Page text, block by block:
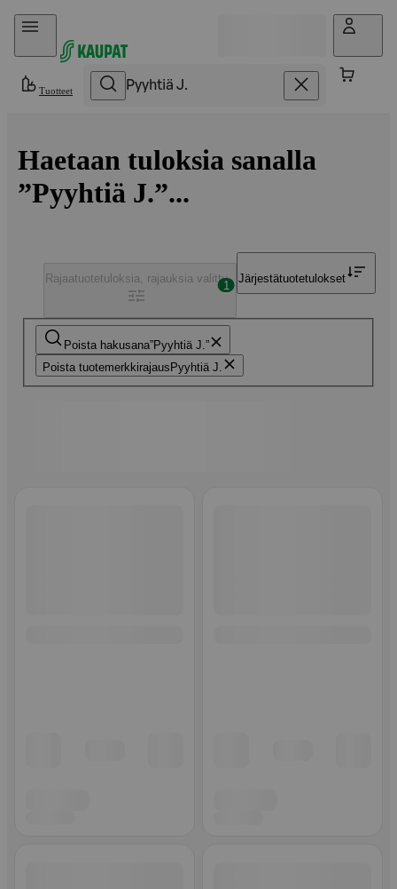
Hyppää sisältöön
Tuotteet
Haetaan tuloksia sanalla
”Pyyhtiä J.”...
Poista hakusana Pyyhtiä J.
Poista tuotemerkkirajaus Pyyhtiä J.
Rajaatuotetuloksia, rajauksia valittu
1
Järjestätuotetulokset